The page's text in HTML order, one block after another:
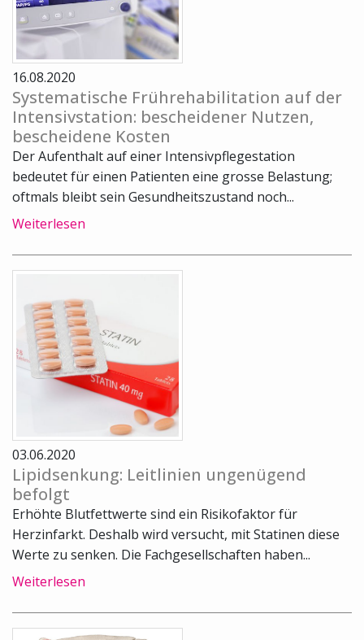
16.08.2020
Systematische Frührehabilitation auf der
Intensivstation: bescheidener Nutzen,
bescheidene Kosten
Der Aufenthalt auf einer Intensivpflegestation
bedeutet für einen Patienten eine grosse Belastung;
oftmals bleibt sein Gesundheitszustand noch...
Weiterlesen
03.06.2020
Lipidsenkung: Leitlinien ungenügend
befolgt
Erhöhte Blutfettwerte sind ein Risikofaktor für
Herzinfarkt. Deshalb wird versucht, mit Statinen diese
Werte zu senken. Die Fachgesellschaften haben...
Weiterlesen